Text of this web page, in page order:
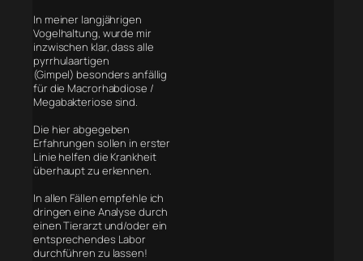
In meiner langjährigen
Vogelhaltung, wurde mir
inzwischen klar, dass alle
pyrrhulaartigen
(Gimpel) besonders anfällig
für die Macrorhabdiose /
Megabakteriose sind.
Die hier abgegeben
Erfahrungen sollen in erster
Linie helfen die Krankheit
überhaupt zu erkennen.
In allen Fällen empfehle ich
dringen eine Analyse durch
einen Tierarzt und/oder ein
entsprechendes Labor
durchführen zu lassen!